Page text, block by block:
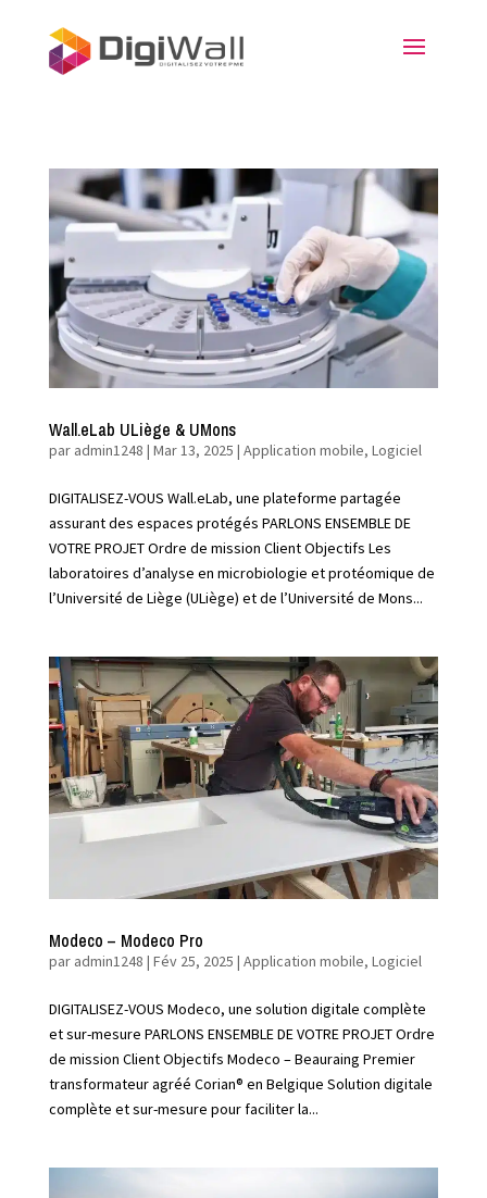
Wall.eLab ULiège & UMons
par admin1248 | Mar 13, 2025 | Application mobile, Logiciel
DIGITALISEZ-VOUS Wall.eLab, une plateforme partagée
assurant des espaces protégés PARLONS ENSEMBLE DE
VOTRE PROJET Ordre de mission Client Objectifs Les
laboratoires d’analyse en microbiologie et protéomique de
l’Université de Liège (ULiège) et de l’Université de Mons...
Modeco – Modeco Pro
par admin1248 | Fév 25, 2025 | Application mobile, Logiciel
DIGITALISEZ-VOUS Modeco, une solution digitale complète
et sur-mesure PARLONS ENSEMBLE DE VOTRE PROJET Ordre
de mission Client Objectifs Modeco – Beauraing Premier
transformateur agréé Corian® en Belgique Solution digitale
complète et sur-mesure pour faciliter la...